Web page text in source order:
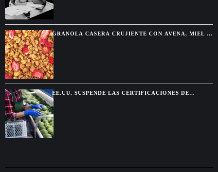
GRANOLA CASERA CRUJIENTE CON AVENA, MIEL Y
FRUTOS SECOS
EE.UU. SUSPENDE LAS CERTIFICACIONES DE
AGUACATE EN MICHOACÁN POR UNA AMENAZA DE
SEGURIDAD